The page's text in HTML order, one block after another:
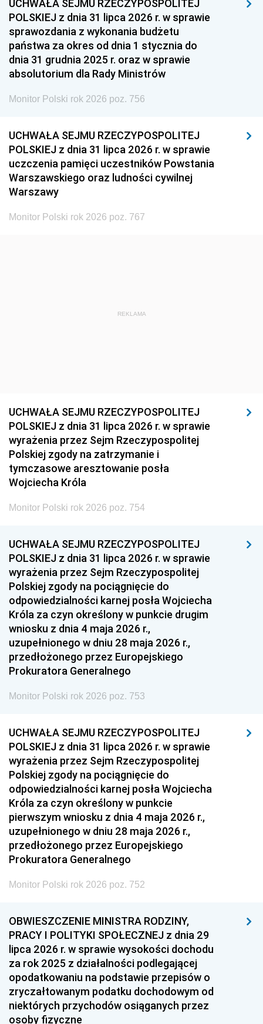
1954 1953 1952
1951 1950
1948 1947 1946
1939 1938
UCHWAŁA SEJMU RZECZYPOSPOLITEJ
POLSKIEJ z dnia 31 lipca 2026 r. w sprawie
sprawozdania z wykonania budżetu
państwa za okres od dnia 1 stycznia do
dnia 31 grudnia 2025 r. oraz w sprawie
absolutorium dla Rady Ministrów
Monitor Polski rok 2026 poz. 756
UCHWAŁA SEJMU RZECZYPOSPOLITEJ
POLSKIEJ z dnia 31 lipca 2026 r. w sprawie
uczczenia pamięci uczestników Powstania
Warszawskiego oraz ludności cywilnej
Warszawy
Monitor Polski rok 2026 poz. 767
REKLAMA
UCHWAŁA SEJMU RZECZYPOSPOLITEJ
POLSKIEJ z dnia 31 lipca 2026 r. w sprawie
wyrażenia przez Sejm Rzeczypospolitej
Polskiej zgody na zatrzymanie i
tymczasowe aresztowanie posła
Wojciecha Króla
Monitor Polski rok 2026 poz. 754
UCHWAŁA SEJMU RZECZYPOSPOLITEJ
POLSKIEJ z dnia 31 lipca 2026 r. w sprawie
wyrażenia przez Sejm Rzeczypospolitej
Polskiej zgody na pociągnięcie do
odpowiedzialności karnej posła Wojciecha
Króla za czyn określony w punkcie drugim
wniosku z dnia 4 maja 2026 r.,
uzupełnionego w dniu 28 maja 2026 r.,
przedłożonego przez Europejskiego
Prokuratora Generalnego
Monitor Polski rok 2026 poz. 753
UCHWAŁA SEJMU RZECZYPOSPOLITEJ
POLSKIEJ z dnia 31 lipca 2026 r. w sprawie
wyrażenia przez Sejm Rzeczypospolitej
Polskiej zgody na pociągnięcie do
odpowiedzialności karnej posła Wojciecha
Króla za czyn określony w punkcie
pierwszym wniosku z dnia 4 maja 2026 r.,
uzupełnionego w dniu 28 maja 2026 r.,
przedłożonego przez Europejskiego
Prokuratora Generalnego
Monitor Polski rok 2026 poz. 752
OBWIESZCZENIE MINISTRA RODZINY,
PRACY I POLITYKI SPOŁECZNEJ z dnia 29
lipca 2026 r. w sprawie wysokości dochodu
za rok 2025 z działalności podlegającej
opodatkowaniu na podstawie przepisów o
zryczałtowanym podatku dochodowym od
niektórych przychodów osiąganych przez
osoby fizyczne